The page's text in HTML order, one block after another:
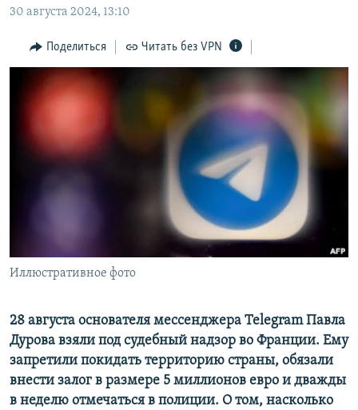
Вернутся
поиску
ИНТЕРАКТИВ
ИНФОГРАФИКА
ТЕЛЕПРОЕКТ КРЫМ.РЕАЛИИ
ПРОПАВШИЕ БЕЗ ВЕСТИ
ПОБЕДИТЕЛЕЙ НЕ СУДЯТ?
РАДІО СВОБОДА
КАК ОБОЙТИ БЛОКИРОВКУ
Українською
ПРИСОЕДИНЯЙТЕСЬ!
Все сайты RFE/RL
30 августа 2024, 13:10
Поделиться Читать без VPN
Иллюстративное фото
28 августа основателя мессенджера Telegram Павла
Дурова взяли под судебный надзор во Франции. Eму
запретили покидать территорию страны, обязали
внести залог в размере 5 миллионов евро и дважды
в неделю отмечаться в полиции. О том, насколько